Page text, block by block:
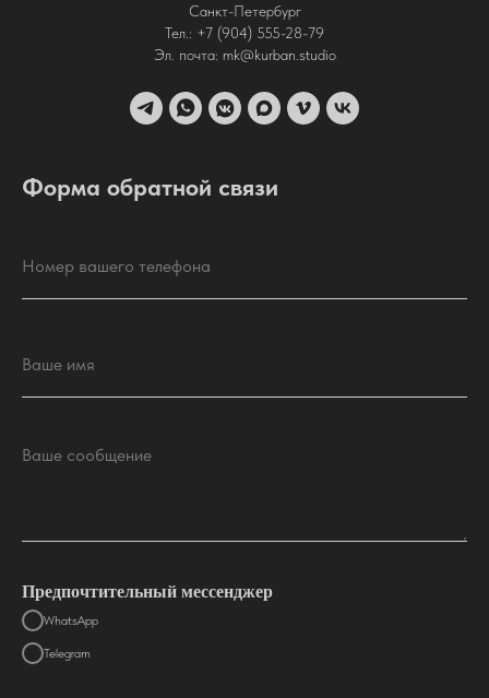
Санкт-Петербург
Тел.: +7 (904) 555-28-79
Эл. почта: mk@kurban.studio
Форма обратной связи
Предпочтительный мессенджер
WhatsApp
Telegram